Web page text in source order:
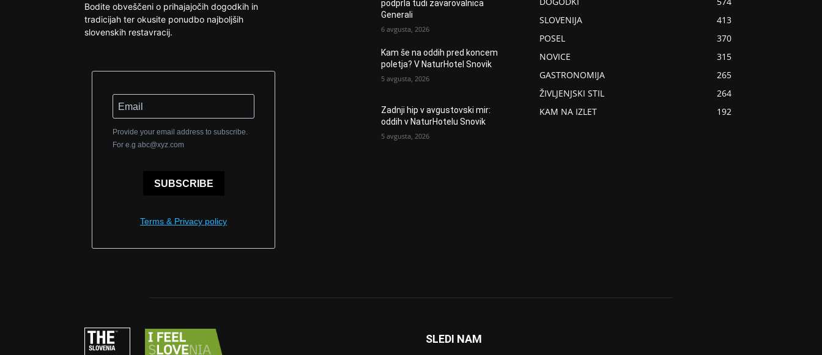
Bodite obveščeni o prihajajočih dogodkih in
tradicijah ter okusite ponudbo najboljših
slovenskih restavracij.
Provide your email address to subscribe.
For e.g abc@xyz.com
SUBSCRIBE
Terms & Privacy policy
podprla tudi zavarovalnica
Generali
6 avgusta, 2026
Kam še na oddih pred koncem
poletja? V NaturHotel Snovik
5 avgusta, 2026
Zadnji hip v avgustovski mir:
oddih v NaturHotelu Snovik
5 avgusta, 2026
SLOVENIJA
413
POSEL
370
NOVICE
315
GASTRONOMIJA
265
ŽIVLJENJSKI STIL
264
KAM NA IZLET
192
SLEDI NAM